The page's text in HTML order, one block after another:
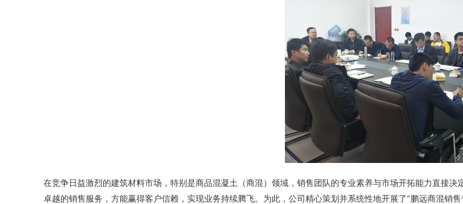
在竞争日益激烈的建筑材料市场，特别是商品混凝土（商混）领域，销售团队的专业素养与市场开拓能力直接
卓越的销售服务，方能赢得客户信赖，实现业务持续腾飞。为此，公司精心策划并系统性地开展了“鹏远商混销